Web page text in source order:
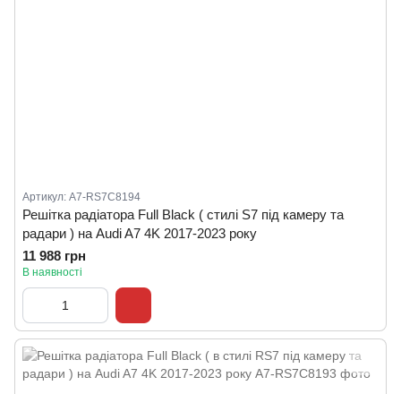
Артикул: A7-RS7C8194
Решітка радіатора Full Black ( стилі S7 під камеру та
радари ) на Audi A7 4K 2017-2023 року
11 988 грн
В наявності